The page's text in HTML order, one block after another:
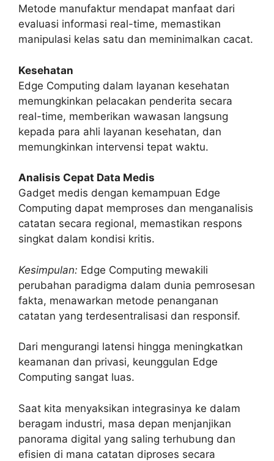
Metode manufaktur mendapat manfaat dari
evaluasi informasi real-time, memastikan
manipulasi kelas satu dan meminimalkan cacat.
Kesehatan
Edge Computing dalam layanan kesehatan
memungkinkan pelacakan penderita secara
real-time, memberikan wawasan langsung
kepada para ahli layanan kesehatan, dan
memungkinkan intervensi tepat waktu.
Analisis Cepat Data Medis
Gadget medis dengan kemampuan Edge
Computing dapat memproses dan menganalisis
catatan secara regional, memastikan respons
singkat dalam kondisi kritis.
Kesimpulan: Edge Computing mewakili
perubahan paradigma dalam dunia pemrosesan
fakta, menawarkan metode penanganan
catatan yang terdesentralisasi dan responsif.
Dari mengurangi latensi hingga meningkatkan
keamanan dan privasi, keunggulan Edge
Computing sangat luas.
Saat kita menyaksikan integrasinya ke dalam
beragam industri, masa depan menjanjikan
panorama digital yang saling terhubung dan
efisien di mana catatan diproses secara